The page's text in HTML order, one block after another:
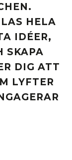
HELA
IDÉER,
SKAPA
DIG ATT
LYFTER